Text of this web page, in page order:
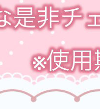
ウン (1箱2枚)、乱視用カラコ
、激安乱視用カラコン、韓国乱
コン、乱視用カラーコンタク
レットシリーズ (トリカ)
シー
ラウン (1箱2枚)、乱視用カラコ
、激安乱視用カラコン、韓国乱
コン、乱視用カラーコンタク
ールック (トリカ) オーバール
カ)
ウン (1箱2枚)、乱視用カラコ
、激安乱視用カラコン、韓国乱
コン、乱視用カラーコンタク